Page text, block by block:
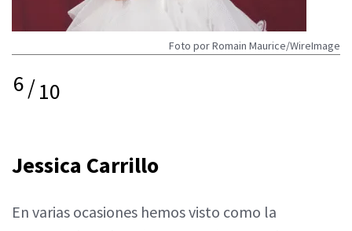
Foto por Romain Maurice/WireImage
6/10
Jessica Carrillo
En varias ocasiones hemos visto como la